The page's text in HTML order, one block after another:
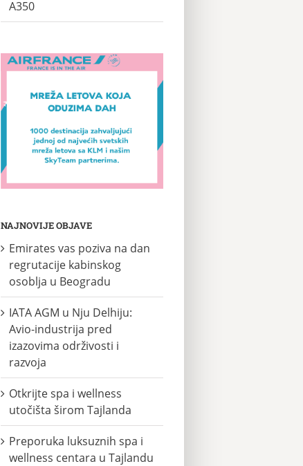
A350
NAJNOVIJE OBJAVE
Emirates vas poziva na dan
regrutacije kabinskog
osoblja u Beogradu
IATA AGM u Nju Delhiju:
Avio-industrija pred
izazovima održivosti i
razvoja
Otkrijte spa i wellness
utočišta širom Tajlanda
Preporuka luksuznih spa i
wellness centara u Tajlandu